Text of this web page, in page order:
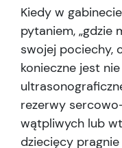
Kiedy w
pytaniem, „gdzie
swojej pociechy,
konieczne jest
rezerwy
wątpliwych lub
dziecięcy